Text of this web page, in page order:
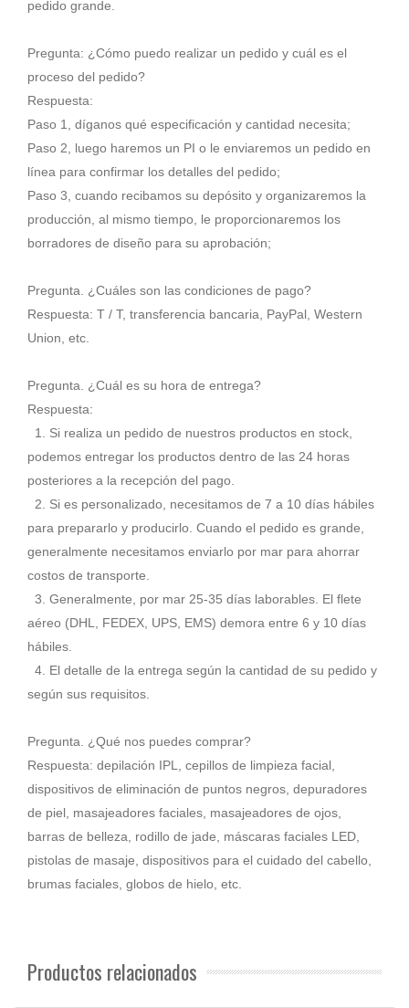
pedido grande.
Pregunta: ¿Cómo puedo realizar un pedido y cuál es el
proceso del pedido?
Respuesta:
Paso 1, díganos qué especificación y cantidad necesita;
Paso 2, luego haremos un PI o le enviaremos un pedido en
línea para confirmar los detalles del pedido;
Paso 3, cuando recibamos su depósito y organizaremos la
producción, al mismo tiempo, le proporcionaremos los
borradores de diseño para su aprobación;
Pregunta. ¿Cuáles son las condiciones de pago?
Respuesta: T / T, transferencia bancaria, PayPal, Western
Union, etc.
Pregunta. ¿Cuál es su hora de entrega?
Respuesta:
1. Si realiza un pedido de nuestros productos en stock,
podemos entregar los productos dentro de las 24 horas
posteriores a la recepción del pago.
2. Si es personalizado, necesitamos de 7 a 10 días hábiles
para prepararlo y producirlo. Cuando el pedido es grande,
generalmente necesitamos enviarlo por mar para ahorrar
costos de transporte.
3. Generalmente, por mar 25-35 días laborables. El flete
aéreo (DHL, FEDEX, UPS, EMS) demora entre 6 y 10 días
hábiles.
4. El detalle de la entrega según la cantidad de su pedido y
según sus requisitos.
Pregunta. ¿Qué nos puedes comprar?
Respuesta: depilación IPL, cepillos de limpieza facial,
dispositivos de eliminación de puntos negros, depuradores
de piel, masajeadores faciales, masajeadores de ojos,
barras de belleza, rodillo de jade, máscaras faciales LED,
pistolas de masaje, dispositivos para el cuidado del cabello,
brumas faciales, globos de hielo, etc.
Productos relacionados